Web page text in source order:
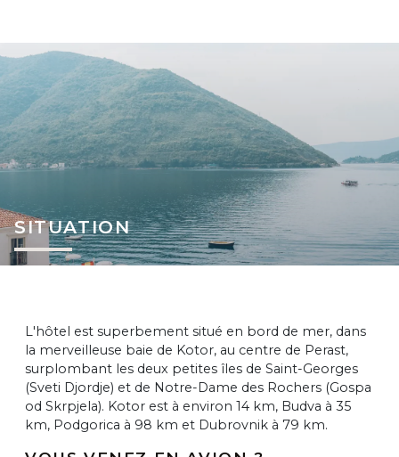
SITUATION
L'hôtel est superbement situé en bord de mer, dans
la merveilleuse baie de Kotor, au centre de Perast,
surplombant les deux petites îles de Saint-Georges
(Sveti Djordje) et de Notre-Dame des Rochers (Gospa
od Skrpjela). Kotor est à environ 14 km, Budva à 35
km, Podgorica à 98 km et Dubrovnik à 79 km.